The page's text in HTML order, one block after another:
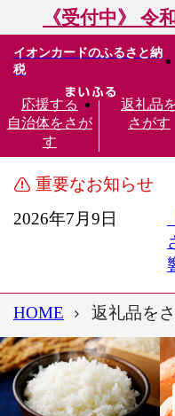
《受付中》 令
イオンカードのふるさと納
税
応援する
自治体をさが
す
返礼品
さがす
重要なお知らせ
2026年7月9日
HOME 返礼品を